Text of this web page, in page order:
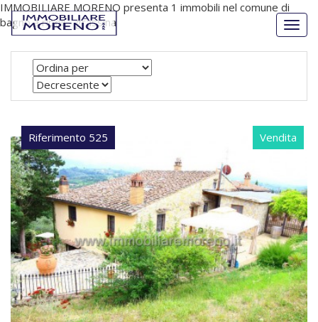
IMMOBILIARE MORENO presenta 1 immobili nel comune di
bagno a ripoli - grassina
Vendita
Riferimento 525